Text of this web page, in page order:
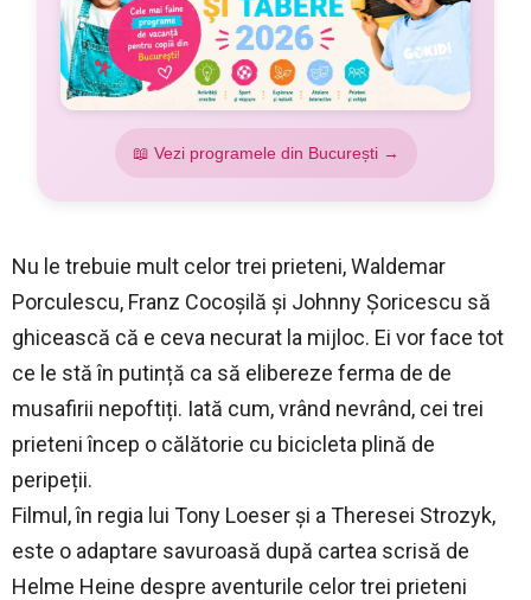
📖 Vezi programele din București →
Nu le trebuie mult celor trei prieteni, Waldemar
Porculescu, Franz Cocoșilă și Johnny Șoricescu să
ghicească că e ceva necurat la mijloc. Ei vor face tot
ce le stă în putință ca să elibereze ferma de de
musafirii nepoftiți. Iată cum, vrând nevrând, cei trei
prieteni încep o călătorie cu bicicleta plină de
peripeții.
Filmul, în regia lui Tony Loeser şi a Theresei Strozyk,
este o adaptare savuroasă după cartea scrisă de
Helme Heine despre aventurile celor trei prieteni